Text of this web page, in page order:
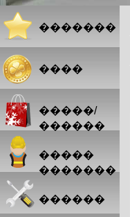
�������
����
�����/
������
�����
�������
������